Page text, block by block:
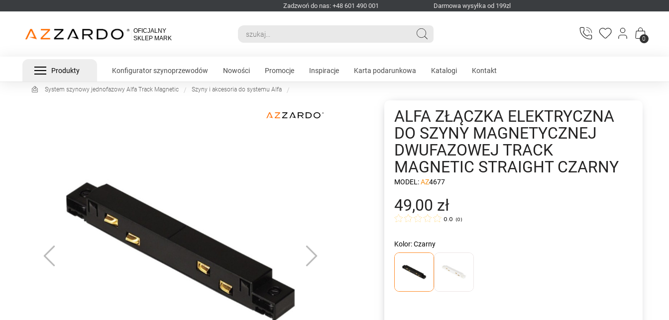
Zadzwoń do nas: +48 601 490 001 Darmowa wysyłka od 199zl
0
Produkty Konfigurator szynoprzewodów Nowości Promocje Inspiracje Karta podarunkowa Katalogi Kontakt
System szynowy jednofazowy Alfa Track Magnetic Szyny i akcesoria do systemu Alfa
ALFA ZŁĄCZKA ELEKTRYCZNA
DO SZYNY MAGNETYCZNEJ
DWUFAZOWEJ TRACK
MAGNETIC STRAIGHT CZARNY
MODEL:AZ4677
49,00 zł
0.0 (0)
Kolor: Czarny